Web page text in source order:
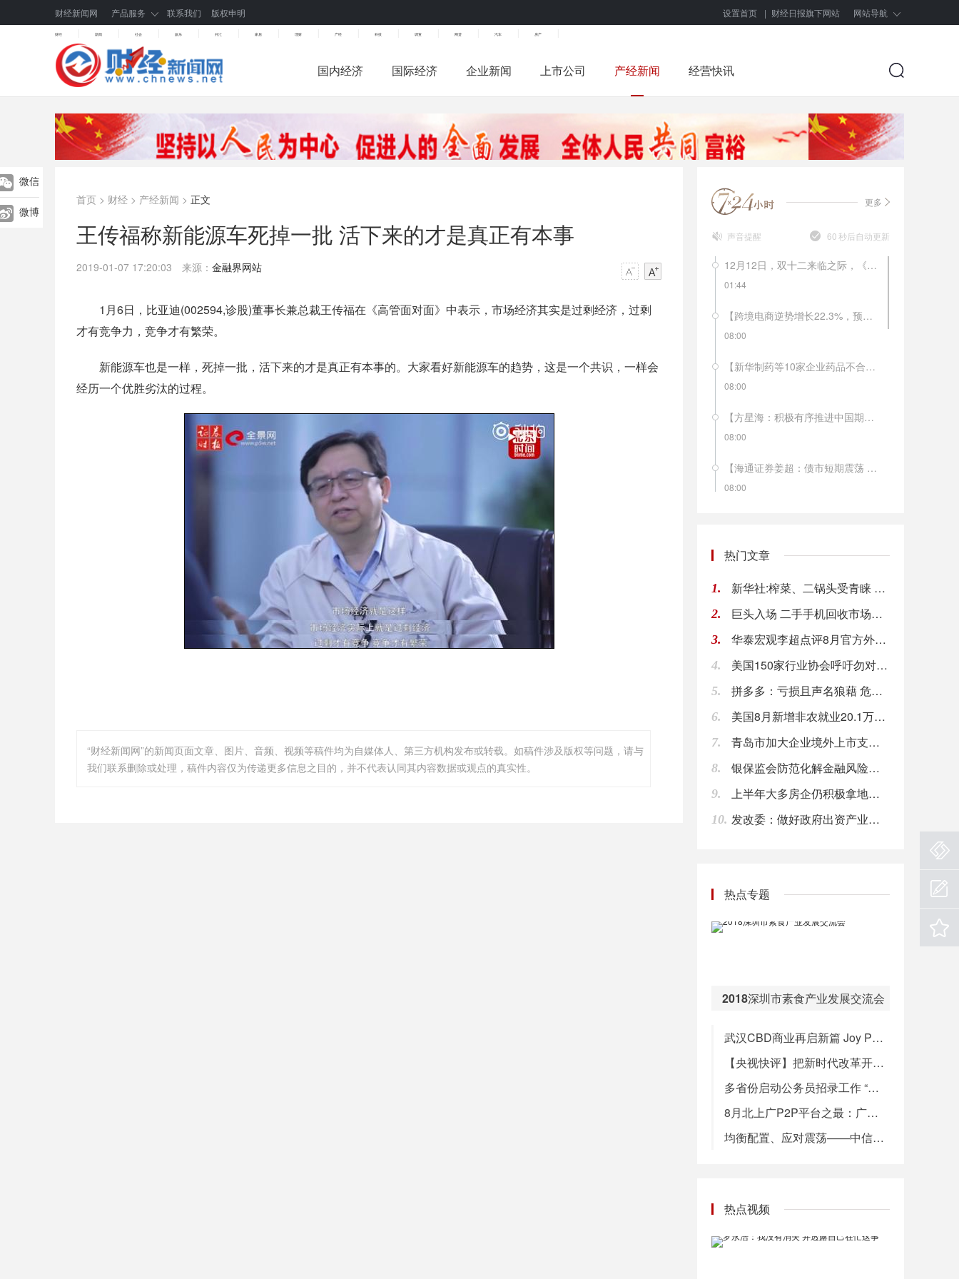
财经新闻网 产品服务 联系我们 版权申明 设置首页 | 财经日报旗下网站 网站导航
财经 新闻 社会 娱乐 外汇 家居 理财 产经 科技 调查 网贷 汽车 房产
国内经济 国际经济 企业新闻 上市公司 产经新闻 经营快讯
微信
微博
首页 > 财经 > 产经新闻 > 正文
王传福称新能源车死掉一批 活下来的才是真正有本事
2019-01-07 17:20:03 来源： 金融界网站
1月6日， 比亚迪(002594,诊股)董事长兼总裁王传福在《高管面对面》中表示，市场经济其实是过剩经济，过剩
才有竞争力，竞争才有繁荣。
新能源车也是一样，死掉一批，活下来的才是真正有本事的。大家看好新能源车的趋势，这是一个共识，一样会
经历一个优胜劣汰的过程。
“财经新闻网”的新闻页面文章、图片、音频、视频等稿件均为自媒体人、第三方机构发布或转载。如稿件涉及版权等问题，请与
我们联系删除或处理，稿件内容仅为传递更多信息之目的，并不代表认同其内容数据或观点的真实性。
更多
声音提醒 60秒后自动更新
12月12日，双十二来临之际，《南方周末》的一篇报道就解开了不少人的困惑，南极人品牌所有商品均不自己生产，品牌的拥有方南极电商只是品牌的运营方和吊牌的出售者。网上的南极人店铺有多少呢？目前南极人旗下全品牌授权经销商有846家，合作经销商3427家，授权店铺4442家。从2018年年初至今，南极人已经14次被国家质监部门及地方消费者协会拉入不合格产品黑名单。这样的滥授权，会不会毁掉南极人这个品牌？
01:44
【跨境电商逆势增长22.3%，预计年底将突破9万亿大关】9月8日，《中国电子商务报告2017-2018》在厦门发布。报告显示，2017年中国全年全社会电子商务交易总额规模达到29.16万亿元，交易额同比增长11.7%，是2013年的2.8倍。其中跨境电商交易额达8.2万亿元，同比增长22.3%，预计2018年中国跨境电商交易规模将达到9万亿以上，占全球交易总额40%以上。
08:00
【新华制药等10家企业药品不合格】9月7日，国家药品监督管理局发布公告称，经吉林省药品检验所等6家药品检验机构检验，新华制药有限公司等10家企业生产的15批次药品不符合规定。
08:00
【方星海：积极有序推进中国期货市场对外开放】中国证监会副主席方星海表示，今年以来，中国期货市场在对外开放方面呈现出品种、 机构、投资者“三箭齐发”的良好态势。下一步，中国证监会将按照国家金融业对外开放的总体部署，坚持“引进来、走出去”兼顾、 近期以“引进来”为主的方针，顺势而为，积极有序地推进中国期货市场的对外开放。
08:00
【海通证券姜超：债市短期震荡 长期依旧向好】海通证券姜超研究团队认为，受通胀预期、供给放量和美国加息影响，债市短期受到冲击。但从经济基本面看，目前无论是需求还是生产都明显回落，而通胀也是短升长降，债市长期依旧向好，调整就是配置机会。政府债券发行放量短期弥补了社会融资的回落，但社会融资当中收缩的主要是影子银行，而新增的融资主要流向了政府部门，依赖于影子银行融资的房地产、融资平台等机构仍面临债务违约风险冲击，未来仍需以中高等级债券为主展开配置。
08:00
08:00
【美国多举措力保人工智能“领头羊”地位】今年以来，美国通过强化政策支持、推动国会立法、加大研发投入等多项措施，优先推进人工智能技术发展，力图保持人工智能时代“领头羊”地位。除对内构建人工智能体系外，美国政府对外还采取积极策略，对各国的人工智能发展进行跟踪与评估，并通过各种手段遏制竞争对手的发展。（新华社）
08:00
【石墨电极企业现货供应吃紧状态 石墨电极价格有望继续上涨】截止本周五止， 国内超高功率石墨电极直径300-700mm主流出厂含税价格5万-13万元\/吨，高功率石墨电极直径300-500mm主流出厂含税价格4.5万-6.5万元\/吨，普通功率石墨电极直径300-500mm主流出厂含税价格3万-4万元\/吨。分析称，石墨电极价格低位反弹以及现货紧张，都给下游采购带来积极信号，市场买涨情绪渐增。后市看石墨电极价格下跌行情结束，震荡上行开启，但是否能够大幅反弹有待市场验证。
08:00
【北京市住建委:互联网平台房源须信息真实并实时更新】北京市住建委相关负责人日前表示，互联网平台作为房源发布主渠道，必须做到房源信息、经纪人信息真实并实时更新。开展互联网房源信息执法检查是一项长期工作，北京住建执法部门每周都会安排执法人员对各网站房源信息发布情况进行专项执法检查。（新华网）
08:00
【《全球石墨烯产业研究报告（2018）》正式发布】 2018中国国际石墨烯创新大会新闻发布会在西安召开，由中国石墨烯产业技术创新战略联盟产业研究中心编写的《全球石墨烯产业研究报告(2018)》正式发布。 据统计，截至2017年12月底，我国从事石墨烯的研发、生产、销售、推广等相关单位的数量达到4800多家，石墨烯产业的市场规模增长至70亿元，石墨烯产业呈现出快速发展趋势，石墨烯应用企业已经初具规模，并形成了良性循环的状态。
08:00
【期货公司分类评价结果出炉 19家获得“AA”评级】2018年期货公司分类评价结果日前正式揭晓。期货行业149家期货公司都参与分类评价，其中80家期货公司维持评级不变，而且期货行业头部公司继续保持稳定格局。数据显示，19家期货公司被评为“AA”级，较去年减少3家。A类公司数量与去年持平，均为37家；B类公司数量由去年的100家降至94家；C类公司数量由去年的8家增至16家；D类公司数量由去年的4家降至2家。（券商中国）
08:00
08:00
热门文章
1. 新华社:榨菜、二锅头受青睐 实质是消费理念提升表现
2. 巨头入场 二手手机回收市场战争升级
3. 华泰宏观李超点评8月官方外汇储备:资本流出压力加大
4. 美国150家行业协会呼吁勿对更多中国商品加征关税
5. 拼多多：亏损且声名狼藉 危机四伏如何自救
6. 美国8月新增非农就业20.1万人 好于市场预期
7. 青岛市加大企业境外上市支持力度
8. 银保监会防范化解金融风险攻坚战三年行动方案已获金融委批准
9. 上半年大多房企仍积极拿地扩规模 房地产板块中期净负债率超过100
10. 发改委：做好政府出资产业投资基金绩效评价工作
热点专题
2018深圳市素食产业发展交流会
武汉CBD商业再启新篇 Joy Park悦街华彩启幕
【央视快评】把新时代改革开放继续推向前进
多省份启动公务员招录工作 “京考”笔试今举行
8月北上广P2P平台之最：广东收益率最高，三地问题平台数大降
均衡配置、应对震荡——中信建投9月金股组合
热点视频